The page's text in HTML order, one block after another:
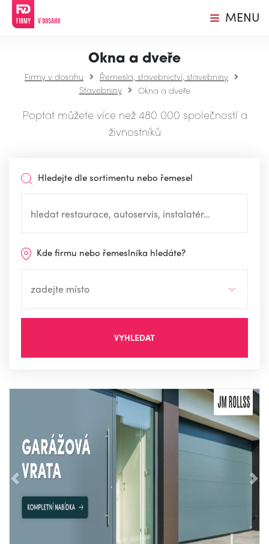
MENU
Okna a dveře
Firmy v dosahu
Řemesla, stavebnictví, stavebniny
Stavebniny
Okna a dveře
Poptat můžete více než 480 000 společností a
živnostníků
Hledejte dle sortimentu nebo řemesel
Kde firmu nebo řemeslníka hledáte?
VYHLEDAT
Předchozí